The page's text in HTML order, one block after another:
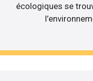
écologiques se